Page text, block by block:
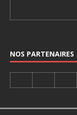
NOS PARTENAIRES